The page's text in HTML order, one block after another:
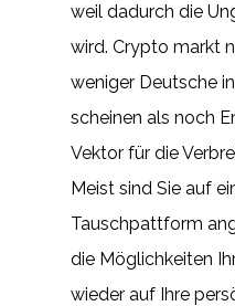
weil dadurch die
wird. Crypto markt
weniger Deutsche
scheinen als noch
Vektor für die
Meist sind Sie auf
Tauschpattform
die Möglichkeiten
wieder auf Ihre